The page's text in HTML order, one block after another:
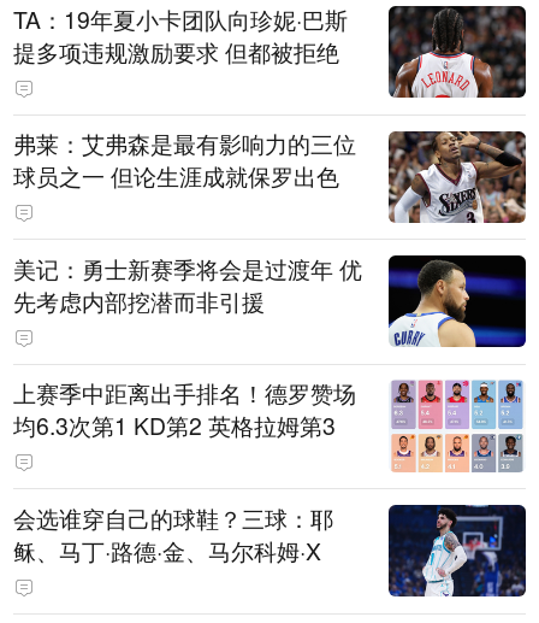
TA：19年夏小卡团队向珍妮·巴斯
提多项违规激励要求 但都被拒绝
弗莱：艾弗森是最有影响力的三位
球员之一 但论生涯成就保罗出色
美记：勇士新赛季将会是过渡年 优
先考虑内部挖潜而非引援
上赛季中距离出手排名！德罗赞场
均6.3次第1 KD第2 英格拉姆第3
会选谁穿自己的球鞋？三球：耶
稣、马丁·路德·金、马尔科姆·X